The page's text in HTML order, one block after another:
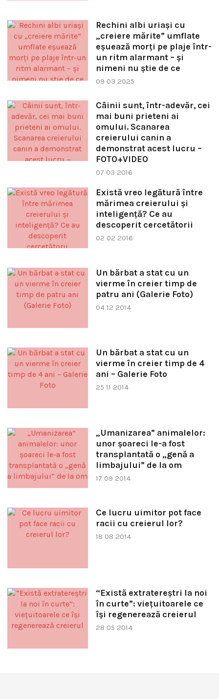
Rechini albi uriași cu
„creiere mărite” umflate
eșuează morți pe plaje într-
un ritm alarmant – și
nimeni nu știe de ce
09 03 2025
Câinii sunt, într-adevăr, cei
mai buni prieteni ai
omului. Scanarea
creierului canin a
demonstrat acest lucru –
FOTO+VIDEO
07 03 2016
Există vreo legătură între
mărimea creierului şi
inteligenţă? Ce au
descoperit cercetătorii
02 02 2016
Un bărbat a stat cu un
vierme în creier timp de
patru ani (Galerie Foto)
04 12 2014
Un bărbat a stat cu un
vierme în creier timp de 4
ani – Galerie Foto
25 11 2014
„Umanizarea” animalelor:
unor şoareci le-a fost
transplantată o „genă a
limbajului” de la om
17 09 2014
Ce lucru uimitor pot face
racii cu creierul lor?
18 08 2014
“Există extratereştri la noi
în curte”: vieţuitoarele ce
îşi regenerează creierul
28 05 2014